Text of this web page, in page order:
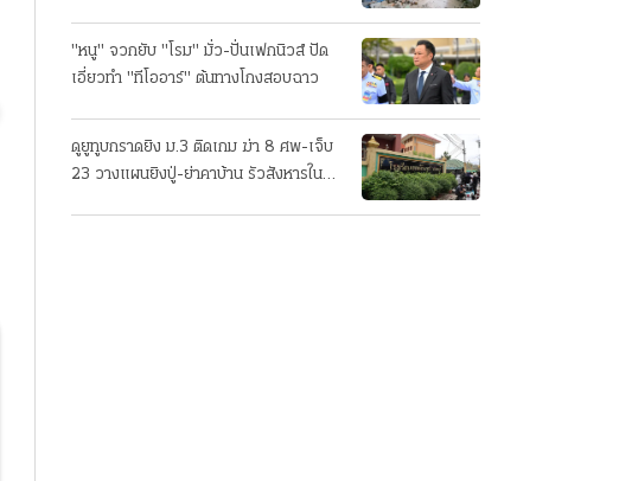
"หนู" จวกยับ "โรม" มั่ว-ปั่นเฟกนิวส์ ปัด
เอี่ยวทํา "ทีโออาร์" ต้นทางโกงสอบฉาว
ดูยูทูบกราดยิง ม.3 ติดเกม ฆ่า 8 ศพ-เจ็บ
23 วางแผนยิงปู่-ย่าคาบ้าน รัวสังหารใน